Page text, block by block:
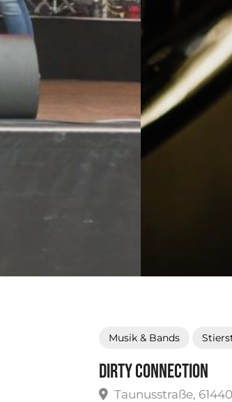
Musik & Bands
Dirty Connection
Taunusstraße,